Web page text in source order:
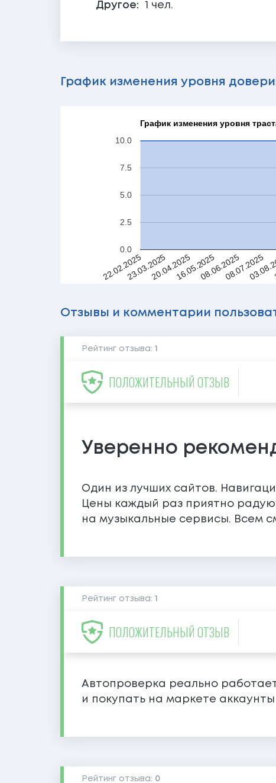
Другое: 1 чел.
График изменения уровня
График изменения уровня
22.02.202523.03.202520.04.202516.05.202508.06.202508.07.2025
0.0
2.5
5.0
7.5
10.0
Отзывы и комментарии
Рейтинг отзыва: 1
ПОЛОЖИТЕЛЬНЫЙ ОТЗЫВ
Уверенно
Один из лучших сайтов.
Цены каждый раз приятно
на музыкальные сервисы. Всем
Рейтинг отзыва: 1
ПОЛОЖИТЕЛЬНЫЙ ОТЗЫВ
Автопроверка реально
и покупать на маркете
Рейтинг отзыва: 0